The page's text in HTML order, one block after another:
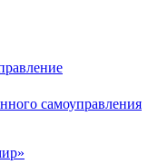
самоуправления